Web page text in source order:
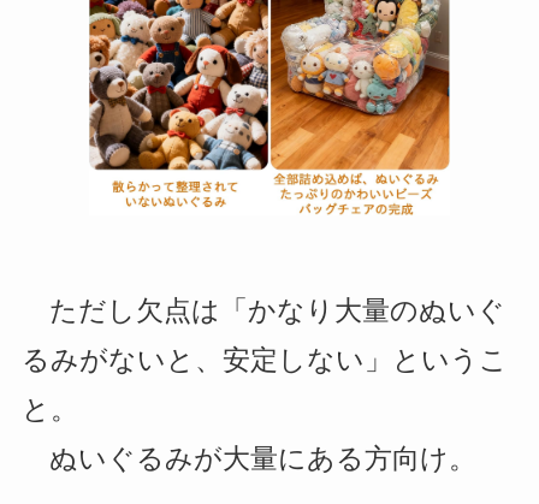
ただし欠点は「かなり大量のぬいぐ
るみがないと、安定しない」というこ
と。
ぬいぐるみが大量にある方向け。